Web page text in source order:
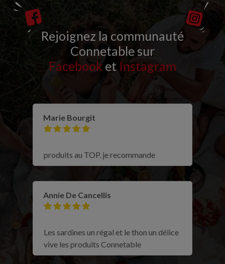
Rejoignez la communauté
Connetable sur
Facebooket Instagram
Marie Bourgit
produits au TOP. je recommande
Annie De Cancellis
Les sardines un régal et le thon un délice
vive les produits Connetable